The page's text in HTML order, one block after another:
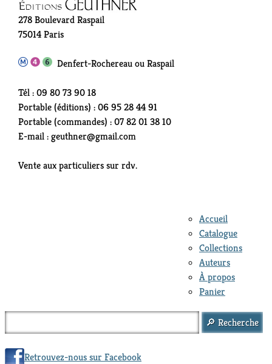
278 Boulevard Raspail
75014 Paris
Denfert-Rochereau ou Raspail
Tél : 09 80 73 90 18
Portable (éditions) : 06 95 28 44 91
Portable (commandes) : 07 82 01 38 10
E-mail : geuthner@gmail.com
Vente aux particuliers sur rdv.
Accueil
Catalogue
Collections
Auteurs
À propos
Panier
Retrouvez-nous sur Facebook